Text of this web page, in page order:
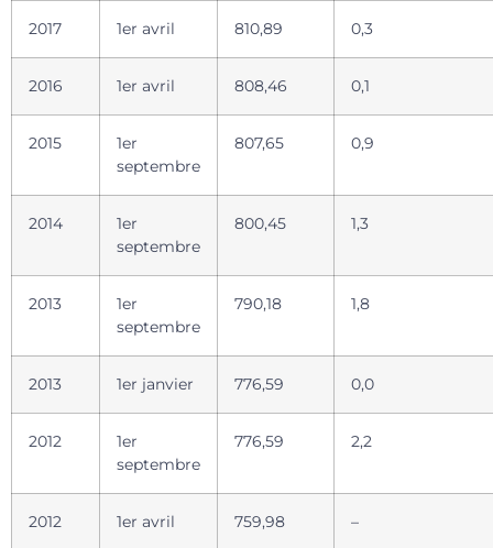
2017 1er avril 810,89 0,3
2016 1er avril 808,46 0,1
2015
1er
septembre
807,65 0,9
2014
1er
septembre
800,45 1,3
2013
1er
septembre
790,18 1,8
2013 1er janvier 776,59 0,0
2012
1er
septembre
776,59 2,2
2012 1er avril 759,98 –